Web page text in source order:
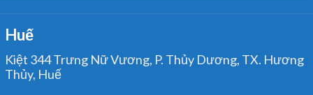
Huế
Kiệt 344 Trưng Nữ Vương, P. Thủy Dương, TX. Hương
Thủy, Huế